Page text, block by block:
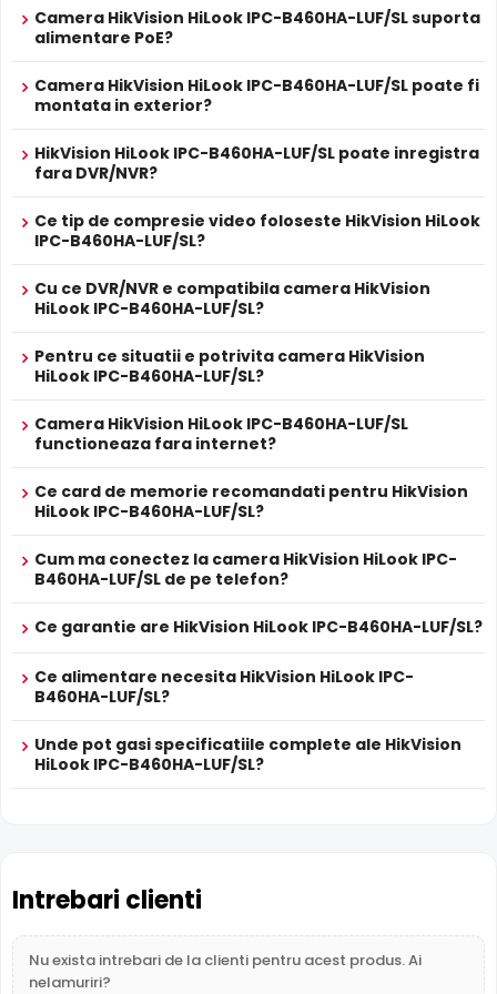
Difuzor Incorporat
Cu difuzor incorporat, HikVision HiLook IPC-B460HA-LUF/SL
comunica cu vizitatorii sau emite mesaje presetate direct
Alimentare PoE
Power over Ethernet (PoE), primind atat date cat si
alimentare prin acelasi cablu de retea. Simplifica
instalarea semnificativ, eliminand necesitatea unui cablu
de alimentare separat.
Inregistrare pe Card
HikVision HiLook IPC-B460HA-LUF/SL dispune de
microSD
incorporat, permitand inregistrarea locala
direct pe camera. Utila ca backup sau pentru instalari
Camera HikVision HiLook IPC-B460HA-LUF/SL are o
fixa ce ofera un unghi fix de vizualizare, ce nu poate fi
reglat in momentul instalarii, fiind pretabila in
supravegherea generala a zonelor. Distanta focala este
reduce spatiul de stocare cu pana la 70% fata de H.264,
pastrandu-si aceeasi calitate a imaginii. Economie
majora pe hard disk si banda de retea.
ALIMENTARE
Sursa de alimentare NU este inclusa
Alimentare
Da
NVR sau Switch POE
PROSPECT PRODUCATOR
tehnic
LUF/SL au caracter informativ.
Camera HikVision HiLook IPC-B460HA-LUF/SL suporta
alimentare PoE?
Camera HikVision HiLook IPC-B460HA-LUF/SL poate fi
montata in exterior?
HikVision HiLook IPC-B460HA-LUF/SL poate inregistra
fara DVR/NVR?
Ce tip de compresie video foloseste HikVision HiLook
IPC-B460HA-LUF/SL?
Cu ce DVR/NVR e compatibila camera HikVision
HiLook IPC-B460HA-LUF/SL?
Pentru ce situatii e potrivita camera HikVision
HiLook IPC-B460HA-LUF/SL?
Camera HikVision HiLook IPC-B460HA-LUF/SL
functioneaza fara internet?
Ce card de memorie recomandati pentru HikVision
HiLook IPC-B460HA-LUF/SL?
Cum ma conectez la camera HikVision HiLook IPC-
B460HA-LUF/SL de pe telefon?
Ce garantie are HikVision HiLook IPC-B460HA-LUF/SL?
Ce alimentare necesita HikVision HiLook IPC-
B460HA-LUF/SL?
Unde pot gasi specificatiile complete ale HikVision
HiLook IPC-B460HA-LUF/SL?
Intrebari clienti
Nu exista intrebari de la clienti pentru acest produs. Ai
nelamuriri?